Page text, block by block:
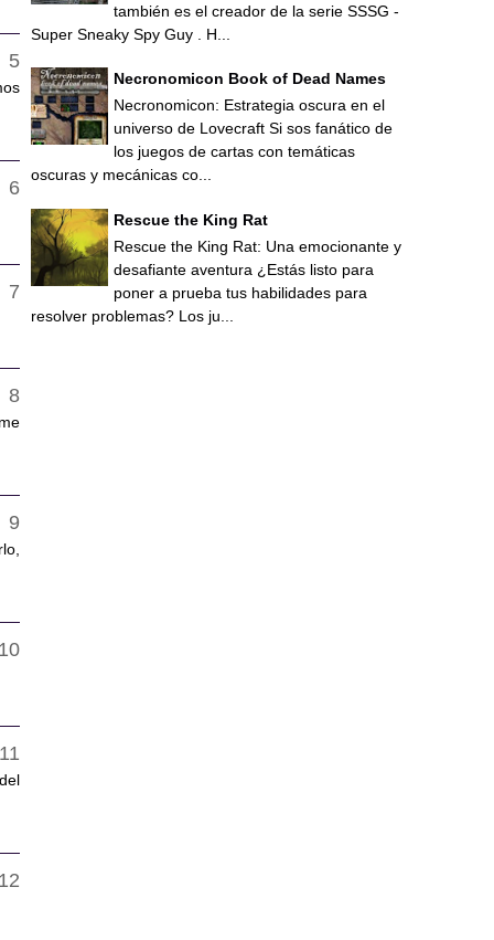
también es el creador de la serie SSSG -
Super Sneaky Spy Guy . H...
Necronomicon Book of Dead Names
Necronomicon: Estrategia oscura en el
universo de Lovecraft Si sos fanático de
los juegos de cartas con temáticas
oscuras y mecánicas co...
Rescue the King Rat
Rescue the King Rat: Una emocionante y
desafiante aventura ¿Estás listo para
poner a prueba tus habilidades para
resolver problemas? Los ju...